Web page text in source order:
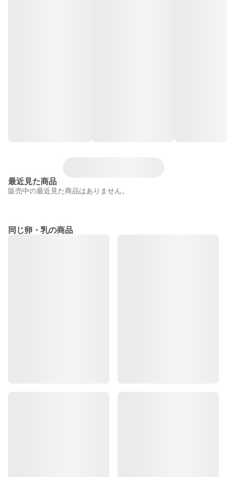
最近見た商品
販売中の最近見た商品はありません。
同じ卵・乳の商品